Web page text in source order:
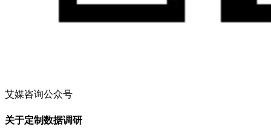
艾媒咨询公众号
关于定制数据调研